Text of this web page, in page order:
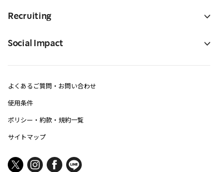
Recruiting
Social Impact
よくあるご質問・お問い合わせ
使用条件
ポリシー・約款・規約一覧
サイトマップ